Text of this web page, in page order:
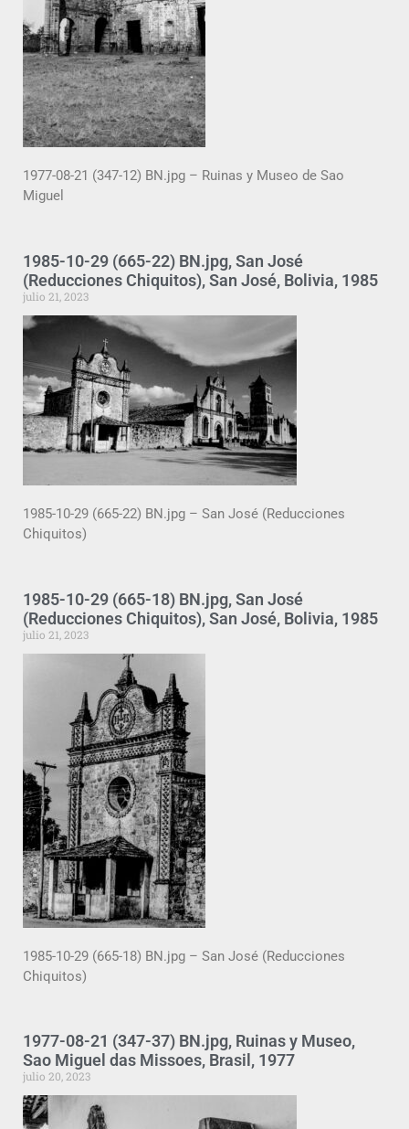
1977-08-21 (347-12) BN.jpg – Ruinas y Museo de Sao
Miguel
1985-10-29 (665-22) BN.jpg, San José
(Reducciones Chiquitos), San José, Bolivia, 1985
julio 21, 2023
1985-10-29 (665-22) BN.jpg – San José (Reducciones
Chiquitos)
1985-10-29 (665-18) BN.jpg, San José
(Reducciones Chiquitos), San José, Bolivia, 1985
julio 21, 2023
1985-10-29 (665-18) BN.jpg – San José (Reducciones
Chiquitos)
1977-08-21 (347-37) BN.jpg, Ruinas y Museo,
Sao Miguel das Missoes, Brasil, 1977
julio 20, 2023